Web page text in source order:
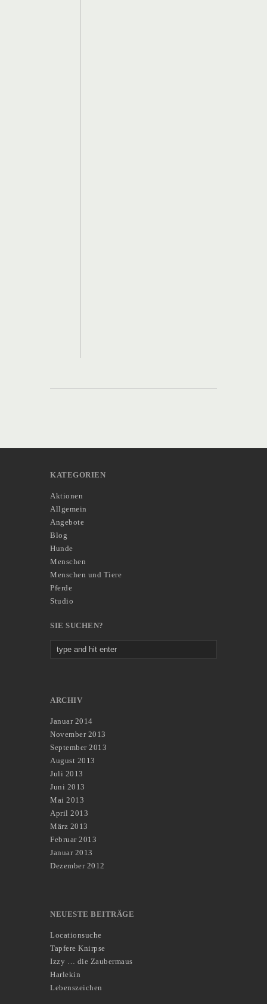
KATEGORIEN
Aktionen
Allgemein
Angebote
Blog
Hunde
Menschen
Menschen und Tiere
Pferde
Studio
SIE SUCHEN?
ARCHIV
Januar 2014
November 2013
September 2013
August 2013
Juli 2013
Juni 2013
Mai 2013
April 2013
März 2013
Februar 2013
Januar 2013
Dezember 2012
NEUESTE BEITRÄGE
Locationsuche
Tapfere Knirpse
Izzy … die Zaubermaus
Harlekin
Lebenszeichen